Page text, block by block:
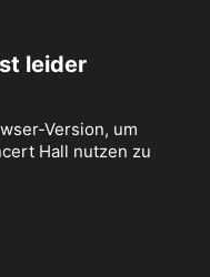
leider
Version, um
Hall nutzen zu